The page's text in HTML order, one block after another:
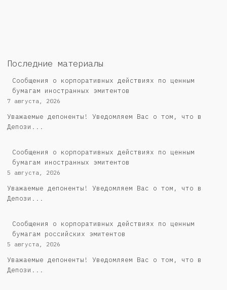
Последние материалы
Сообщения о корпоративных действиях по ценным
бумагам иностранных эмитентов
7 августа, 2026
Уважаемые депоненты! Уведомляем Вас о том, что в
Депози...
Сообщения о корпоративных действиях по ценным
бумагам иностранных эмитентов
5 августа, 2026
Уважаемые депоненты! Уведомляем Вас о том, что в
Депози...
Cообщения о корпоративных действиях по ценным
бумагам российских эмитентов
5 августа, 2026
Уважаемые депоненты! Уведомляем Вас о том, что в
Депози...